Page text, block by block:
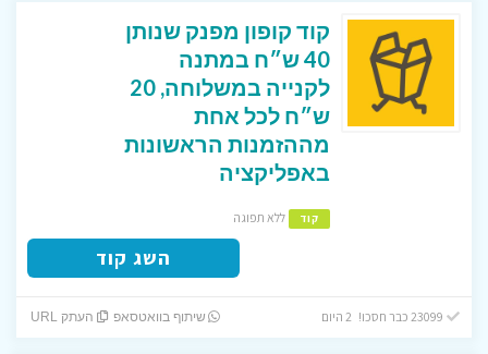
קוד קופון מפנק שנותן
40 ש״ח במתנה
לקנייה במשלוחה, 20
ש״ח לכל אחת
מההזמנות הראשונות
באפליקציה
קוד ללא תפוגה
השג קוד
שיתוף בוואטסאפ העתק URL